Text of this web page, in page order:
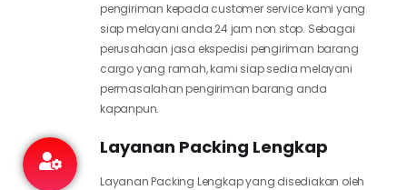
pengiriman kepada customer service kami yang
siap melayani anda 24 jam non stop. Sebagai
perusahaan jasa ekspedisi pengiriman barang
cargo yang ramah, kami siap sedia melayani
permasalahan pengiriman barang anda
kapanpun.
Layanan Packing Lengkap
Layanan Packing Lengkap yang disediakan oleh